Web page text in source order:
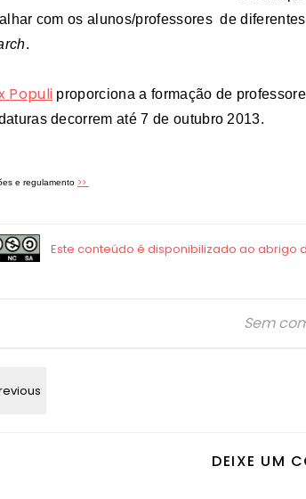
com os alunos/professores de
.
Populi proporciona a formação de
decorrem até 7 de outubro 2013.
e regulamento >>
Sem
DEIXE UM